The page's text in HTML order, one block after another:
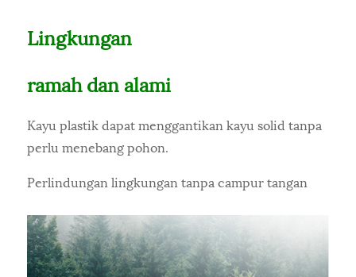
Lingkungan
ramah dan alami
Kayu plastik dapat menggantikan kayu solid tanpa
perlu menebang pohon.
Perlindungan lingkungan tanpa campur tangan